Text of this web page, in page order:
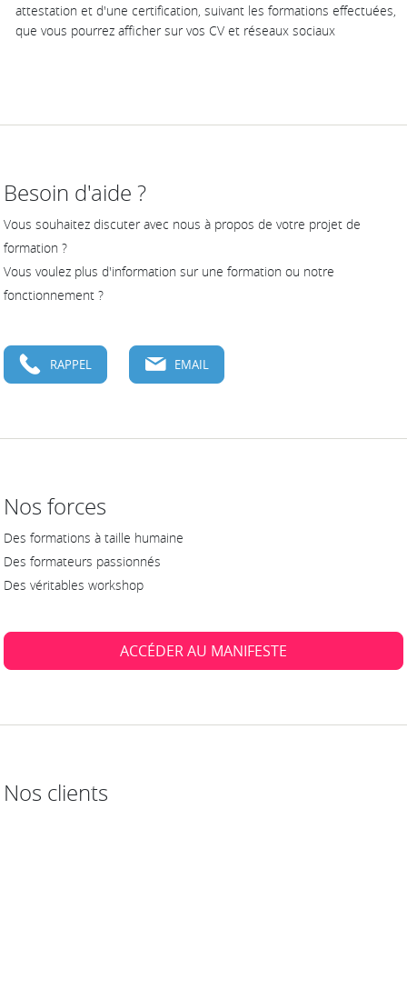
attestation et d'une certification, suivant les formations effectuées,
que vous pourrez afficher sur vos CV et réseaux sociaux
Besoin d'aide ?
Vous souhaitez discuter avec nous à propos de votre projet de
formation ?
Vous voulez plus d'information sur une formation ou notre
fonctionnement ?
RAPPEL EMAIL
Nos forces
Des formations à taille humaine
Des formateurs passionnés
Des véritables workshop
ACCÉDER AU MANIFESTE
Nos clients